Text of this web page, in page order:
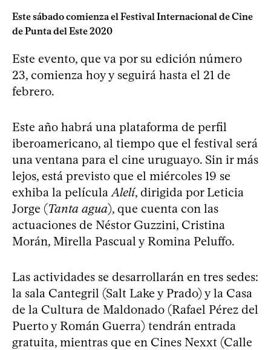
Este sábado comienza el Festival Internacional de Cine
de Punta del Este 2020
Este evento, que va por su edición número
23, comienza hoy y seguirá hasta el 21 de
febrero.
Este año habrá una plataforma de perfil
iberoamericano, al tiempo que el festival será
una ventana para el cine uruguayo. Sin ir más
lejos, está previsto que el miércoles 19 se
exhiba la película Alelí, dirigida por Leticia
Jorge (Tanta agua), que cuenta con las
actuaciones de Néstor Guzzini, Cristina
Morán, Mirella Pascual y Romina Peluffo.
Las actividades se desarrollarán en tres sedes:
la sala Cantegril (Salt Lake y Prado) y la Casa
de la Cultura de Maldonado (Rafael Pérez del
Puerto y Román Guerra) tendrán entrada
gratuita, mientras que en Cines Nexxt (Calle